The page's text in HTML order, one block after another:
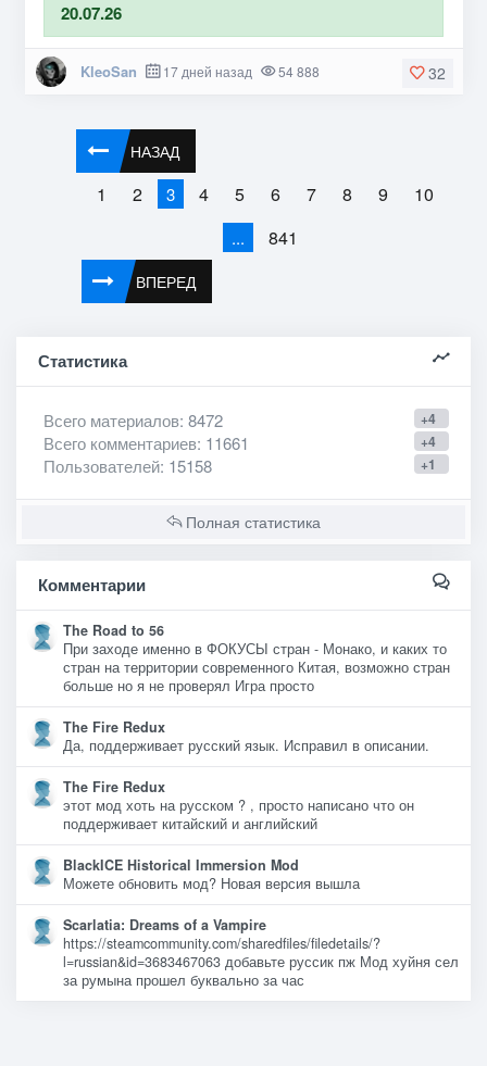
20.07.26
32
KleoSan 17 дней назад 54 888
НАЗАД
1 2 3 4 5 6 7 8 9 10
... 841
ВПЕРЕД
Статистика
+4
Всего материалов: 8472
+4
Всего комментариев: 11661
+1
Пользователей: 15158
Полная статистика
Комментарии
The Road to 56
При заходе именно в ФОКУСЫ стран - Монако, и каких то
стран на территории современного Китая, возможно стран
больше но я не проверял Игра просто
The Fire Redux
Да, поддерживает русский язык. Исправил в описании.
The Fire Redux
этот мод хоть на русском ? , просто написано что он
поддерживает китайский и английский
BlackICE Historical Immersion Mod
Можете обновить мод? Новая версия вышла
Scarlatia: Dreams of a Vampire
https://steamcommunity.com/sharedfiles/filedetails/?
l=russian&id=3683467063 добавьте руссик пж Мод хуйня сел
за румына прошел буквально за час